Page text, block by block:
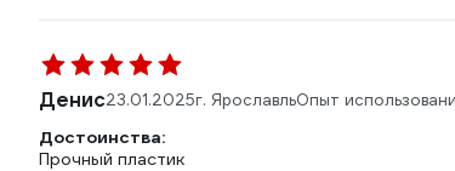
Денис23.01.2025г. ЯрославльОпыт
Достоинства:
Прочный пластик